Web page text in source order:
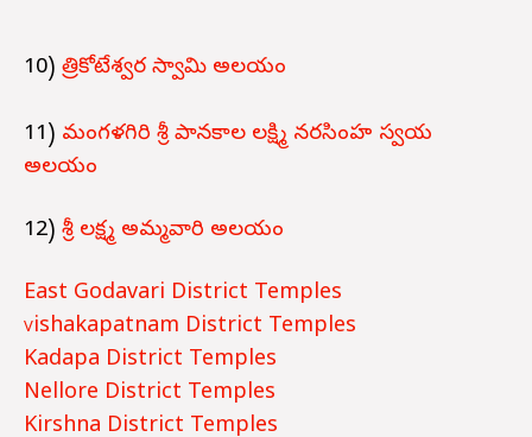
10) త్రికోటేశ్వర స్వామి అలయం
11) మంగళగిరి శ్రీ పానకాల లక్ష్మి నరసింహ స్వయ
అలయం
12) శ్రీ లక్ష్మ అమ్మవారి అలయం
East Godavari District Temples
Vishakapatnam District Temples
Kadapa District Temples
Nellore District Temples
Kirshna District Temples